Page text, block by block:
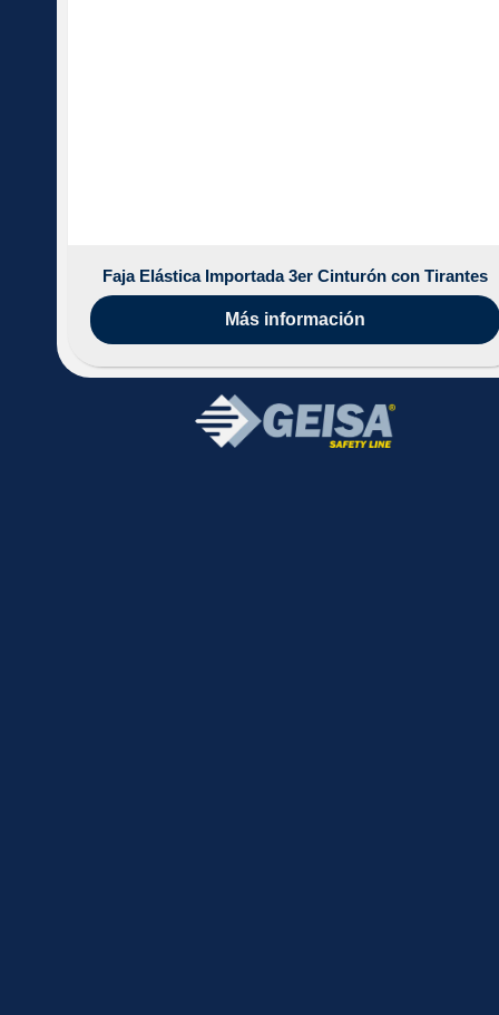
Faja Elástica Importada 3er Cinturón con Tirantes
Más información